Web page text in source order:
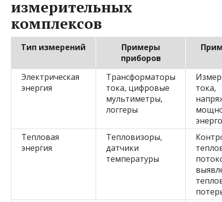
измерительных
комплексов
Тип измерений
Примеры
приборов
Электрическая
энергия
Трансформаторы
тока, цифровые
мультиметры,
логгеры
тока,
Тепловая
энергия
Тепловизоры,
датчики
температуры